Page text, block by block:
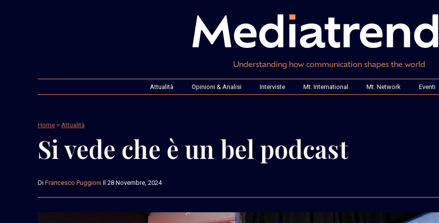
Understanding how communication shapes the world
Attualità Opinioni & Analisi Interviste Mt. International Mt. Network Eventi
Home > Attualità
Si vede che è un bel podcast
Di Francesco Puggioni Il 28 Novembre, 2024